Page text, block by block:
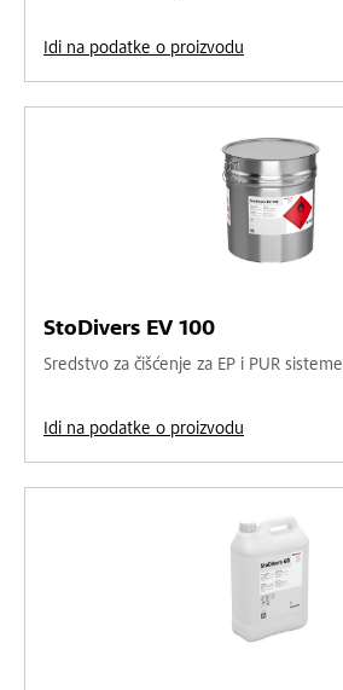
Idi na podatke o proizvodu
StoDivers EV 100
Sredstvo za čišćenje za EP i PUR sisteme
Idi na podatke o proizvodu